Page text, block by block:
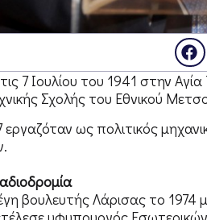
7 Ιουλίου του 1941 στην
Σχολής του Εθνικού
ως πολιτικός
βουλευτής Λάρισας το 1974